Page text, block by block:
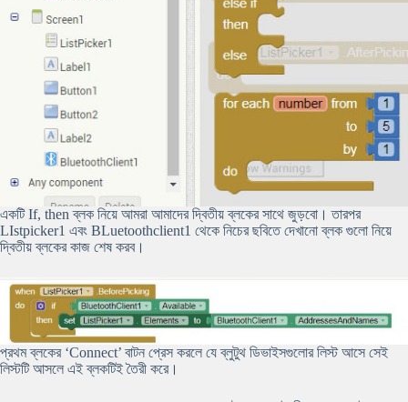
একটি If, then ব্লক নিয়ে আমরা আমাদের দ্বিতীয় ব্লকের সাথে জুড়বো। তারপর
LIstpicker1 এবং BLuetoothclient1 থেকে নিচের ছবিতে দেখানো ব্লক গুলো নিয়ে
দ্বিতীয় ব্লকের কাজ শেষ করব।
প্রথম ব্লকের ‘Connect’ বাটন প্রেস করলে যে ব্লুটুথ ডিভাইসগুলোর লিস্ট আসে সেই
লিস্টটি আসলে এই ব্লকটিই তৈরী করে।